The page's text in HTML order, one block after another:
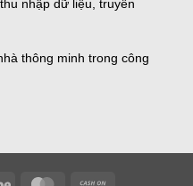
nhập dữ liệu, truyền
thông minh trong công